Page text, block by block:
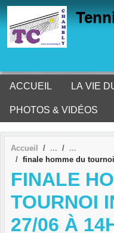
ACCUEIL LA VIE
PHOTOS & VIDÉOS
Accueil
finale homme du
FINALE
TOURNOI
27/06 À
Panneau de gestion des